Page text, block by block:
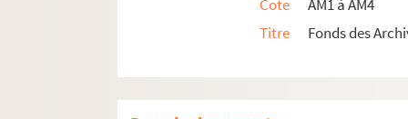
Cote
AM1 à AM4
Titre
Fonds des
am3-i. Police, hygiène publique, justice
am3-ia1. Archives de la police de Lille -